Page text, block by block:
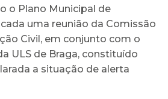
o Plano Municipal de
uma reunião da Comissão
Civil, em conjunto com o
ULS de Braga, constituído
a situação de alerta